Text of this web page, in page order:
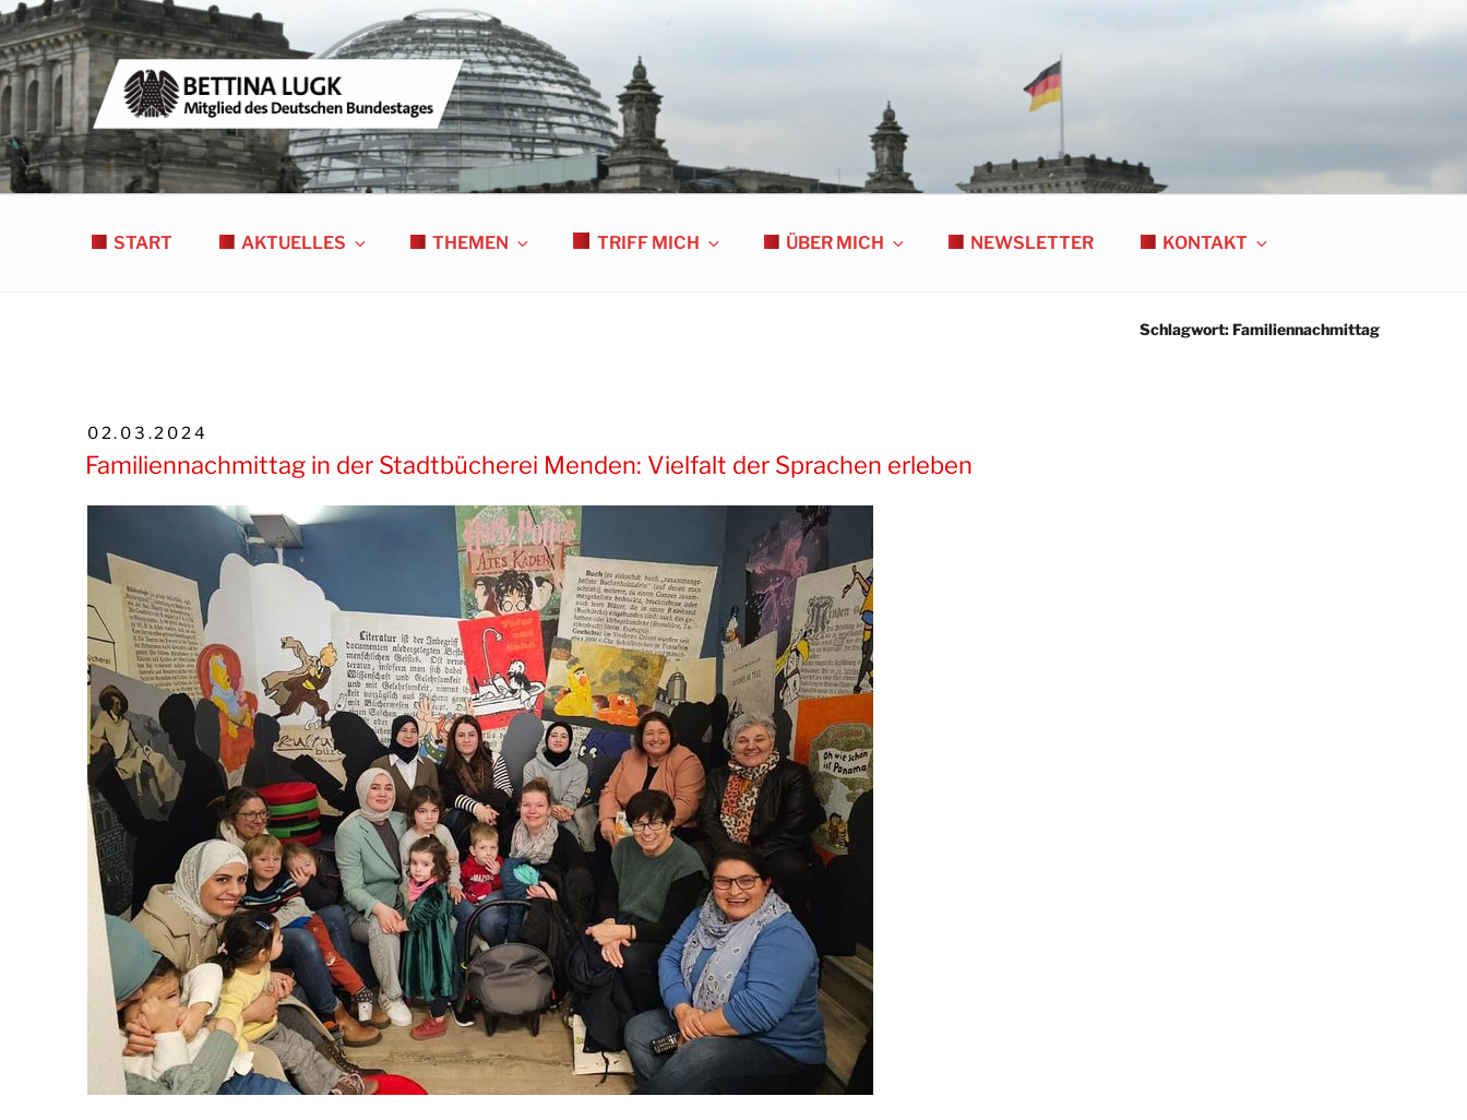
Zum
Inhalt
springen
BETTINA LUGK
MITGLIED DES DEUTSCHEN BUNDESTAGES
START AKTUELLES THEMEN TRIFF MICH ÜBER MICH NEWSLETTER KONTAKT
Schlagwort:Familiennachmittag
VERÖFFENTLICHT
AM
02.03.2024
Familiennachmittag in der Stadtbücherei Menden: Vielfalt der Sprachen erleben